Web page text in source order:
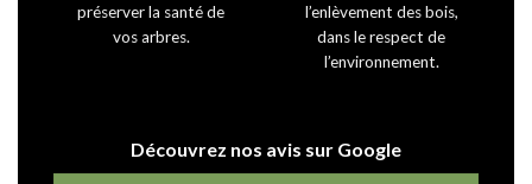
préserver la santé de
vos arbres.
l’enlèvement des bois,
dans le respect de
l’environnement.
Découvrez nos avis sur Google